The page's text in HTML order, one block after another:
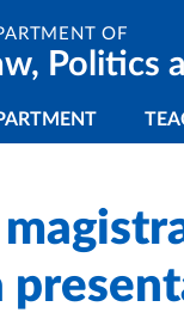
OF
Politics